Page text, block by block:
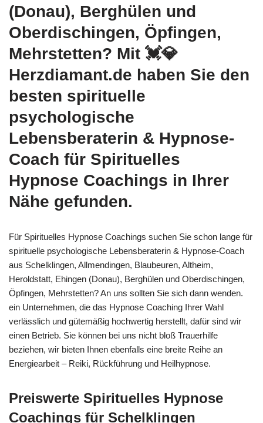
(Donau), Berghülen und
Oberdischingen, Öpfingen,
Mehrstetten? Mit 💓️💎
Herzdiamant.de haben Sie den
besten spirituelle
psychologische
Lebensberaterin & Hypnose-
Coach für Spirituelles
Hypnose Coachings in Ihrer
Nähe gefunden.
Für Spirituelles Hypnose Coachings suchen Sie schon lange für
spirituelle psychologische Lebensberaterin & Hypnose-Coach
aus Schelklingen, Allmendingen, Blaubeuren, Altheim,
Heroldstatt, Ehingen (Donau), Berghülen und Oberdischingen,
Öpfingen, Mehrstetten? An uns sollten Sie sich dann wenden.
ein Unternehmen, die das Hypnose Coaching Ihrer Wahl
verlässlich und gütemäßig hochwertig herstellt, dafür sind wir
einen Betrieb. Sie können bei uns nicht bloß Trauerhilfe
beziehen, wir bieten Ihnen ebenfalls eine breite Reihe an
Energiearbeit – Reiki, Rückführung und Heilhypnose.
Preiswerte Spirituelles Hypnose
Coachings für Schelklingen